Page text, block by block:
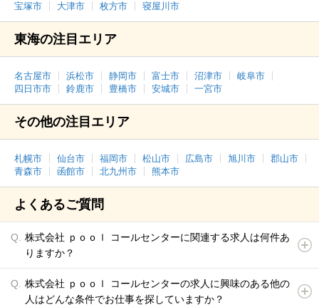
宝塚市
大津市 枚方市 寝屋川市
東海の注目エリア
名古屋市 浜松市 静岡市 富士市 沼津市
岐阜市
四日市市
鈴鹿市 豊橋市 安城市 一宮市
その他の注目エリア
札幌市 仙台市 福岡市 松山市 広島市 旭川市
郡山市
青森市
函館市 北九州市 熊本市
よくあるご質問
株式会社 ｐｏｏｌ コールセンターに関連する求人は何件あ
りますか？
株式会社 ｐｏｏｌ コールセンターの求人に興味のある他の
人はどんな条件でお仕事を探していますか？